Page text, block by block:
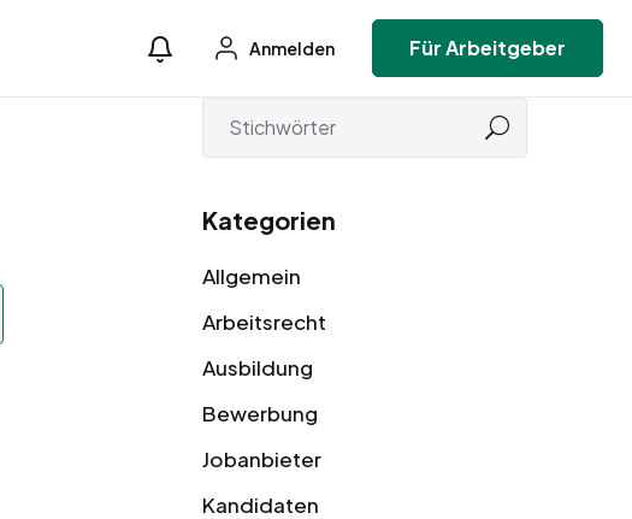
Anmelden Für Arbeitgeber
Kategorien
Allgemein
Arbeitsrecht
Ausbildung
Bewerbung
Jobanbieter
Kandidaten